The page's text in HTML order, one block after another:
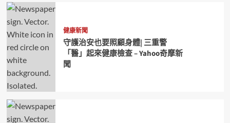
健康新聞
守護治安也要照顧身體| 三重警
「醫」起來健康檢查 – Yahoo奇摩新
聞